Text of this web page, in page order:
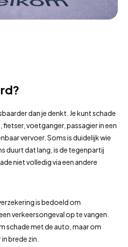
dan je denkt. Je kunt schade
voetganger, passagier in een
vervoer. Soms is duidelijk wie
duurt dat lang, is de tegenpartij
niet volledig via een andere
is bedoeld om
verkeersongeval op te vangen.
schade met de auto, maar om
brede zin.